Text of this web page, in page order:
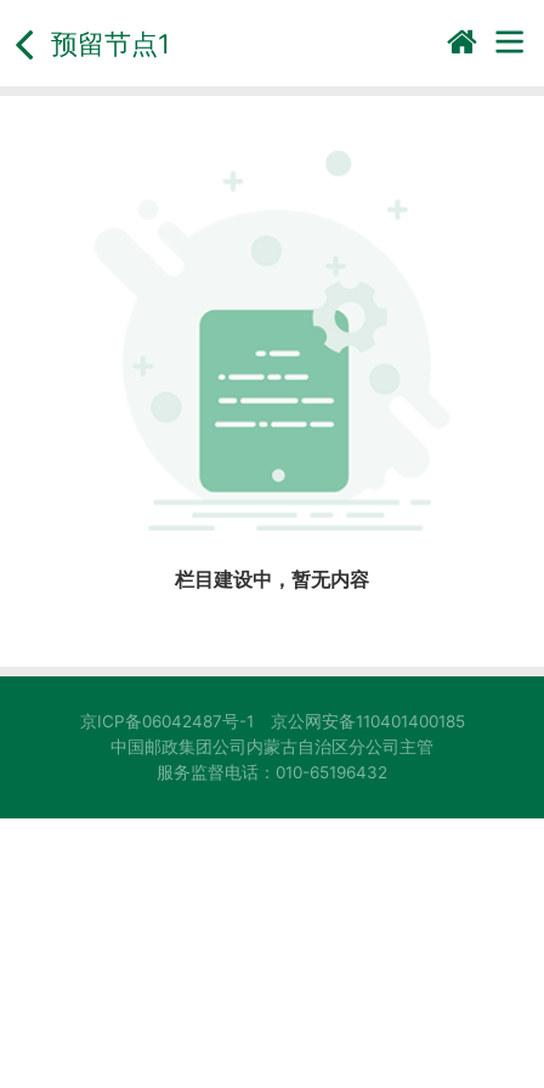
预留节点1
栏目建设中，暂无内容
京ICP备06042487号-1 京公网安备110401400185
中国邮政集团公司内蒙古自治区分公司主管
服务监督电话：010-65196432